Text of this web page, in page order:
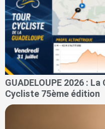
GUADELOUPE 2026 :
Cycliste 75ème édition